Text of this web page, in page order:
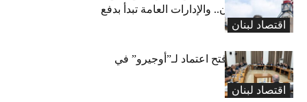
اقتصاد لبنان
طريقها إلى لبنان.. والإدارات العامة تبدأ بدفع
متوجباتها
اقتصاد لبنان
لجنة المال تقرّ فتح اعتماد لـ”أوجيرو” في
موازنة 2026